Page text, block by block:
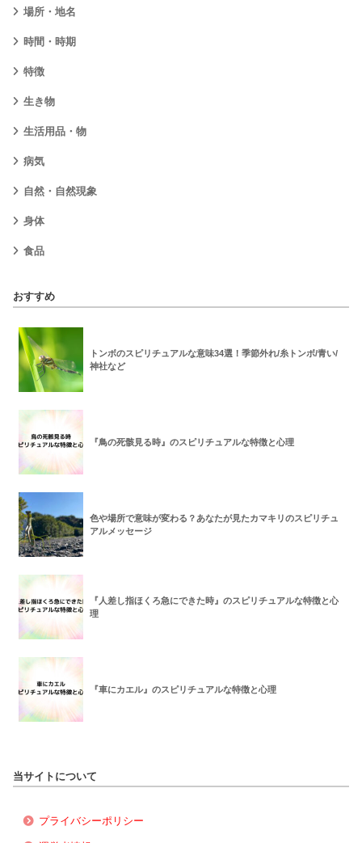
場所・地名
時間・時期
特徴
生き物
生活用品・物
病気
自然・自然現象
身体
食品
おすすめ
トンボのスピリチュアルな意味34選！季節外れ/糸トンボ/青い/
神社など
『鳥の死骸見る時』のスピリチュアルな特徴と心理
色や場所で意味が変わる？あなたが見たカマキリのスピリチュ
アルメッセージ
『人差し指ほくろ急にできた時』のスピリチュアルな特徴と心
理
『車にカエル』のスピリチュアルな特徴と心理
当サイトについて
プライバシーポリシー